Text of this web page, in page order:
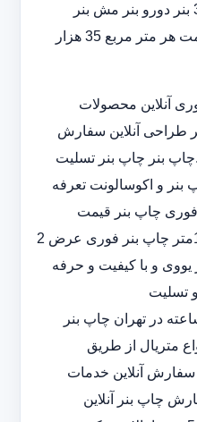
خانه در انواع چاپ بنر عرض 5و 3 بنر دورو بنر مش بنر
سولیت و بنر شبرنگ با شروع قیمت هر متر مربع 35 هزار
آنلاین محصولات
طراحی آنلاین سفارش
بنر چاپ بنر تسلیت
بنر و اکوسالونت تعرفه
فوری چاپ بنر قیمت
طراحی و چاپ بنر فوری عرض 1متر چاپ بنر فوری عرض 2
متر چاپ بنر یووی و با کیفیت و حرفه
تسلیت
بنر تسلیت بنر تبلیغاتی 24 ساعته در تهران چاپ بنر
متریال از طریق
آنلاین خدمات
چاپ بنر آنلاین